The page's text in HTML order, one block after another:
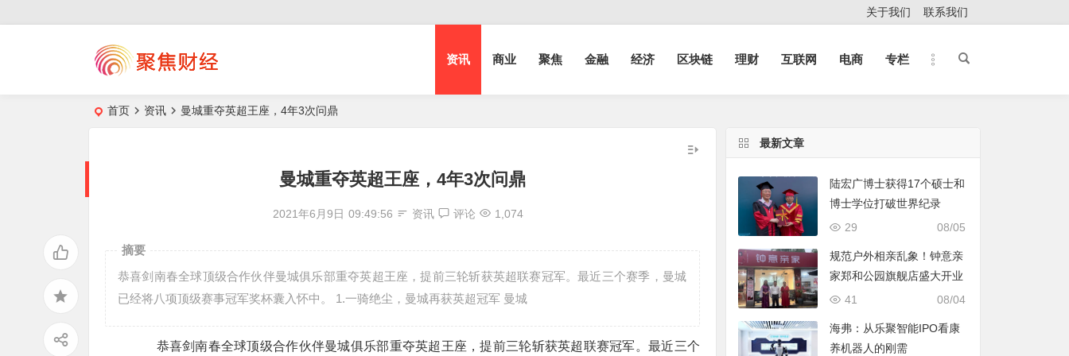
关于我们 联系我们
资讯 商业 聚焦 金融 经济 区块链 理财 互联网 电商 专栏
首页 资讯 曼城重夺英超王座，4年3次问鼎
曼城重夺英超王座，4年3次问鼎
2021年6月9日 09:49:56 资讯 评论 1,074
摘要
恭喜剑南春全球顶级合作伙伴曼城俱乐部重夺英超王座，提前三轮斩获英超联赛冠军。最近三个赛季，曼城
已经将八项顶级赛事冠军奖杯囊入怀中。 1.一骑绝尘，曼城再获英超冠军 曼城
恭喜剑南春全球顶级合作伙伴曼城俱乐部重夺英超王座，提前三轮斩获英超联赛冠军。最近三个
最新文章
陆宏广博士获得17个硕士和
博士学位打破世界纪录
08/05
29
规范户外相亲乱象！钟意亲
家郑和公园旗舰店盛大开业
08/04
41
海弗：从乐聚智能IPO看康
养机器人的刚需